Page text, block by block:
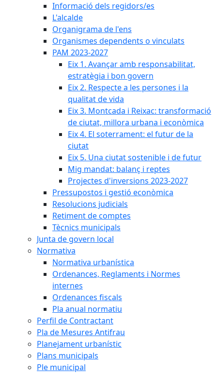
Informació dels regidors/es
L'alcalde
Organigrama de l'ens
Organismes dependents o vinculats
PAM 2023-2027
Eix 1. Avançar amb responsabilitat,
estratègia i bon govern
Eix 2. Respecte a les persones i la
qualitat de vida
Eix 3. Montcada i Reixac: transformació
de ciutat, millora urbana i econòmica
Eix 4. El soterrament: el futur de la
ciutat
Eix 5. Una ciutat sostenible i de futur
Mig mandat: balanç i reptes
Projectes d'inversions 2023-2027
Pressupostos i gestió econòmica
Resolucions judicials
Retiment de comptes
Tècnics municipals
Junta de govern local
Normativa
Normativa urbanística
Ordenances, Reglaments i Normes
internes
Ordenances fiscals
Pla anual normatiu
Perfil de Contractant
Pla de Mesures Antifrau
Planejament urbanístic
Plans municipals
Ple municipal